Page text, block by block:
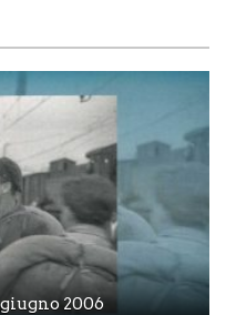
2006